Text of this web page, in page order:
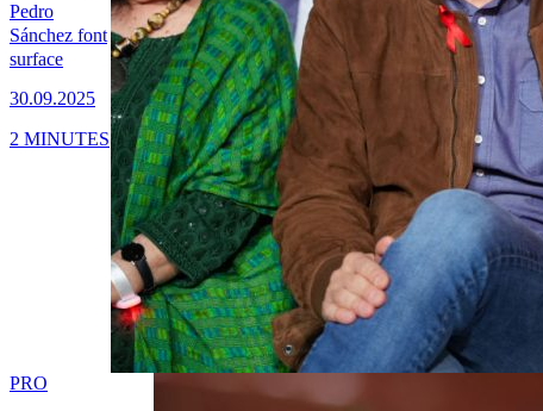
Pedro
Sánchez font
surface
30.09.2025
2 MINUTES
PRO